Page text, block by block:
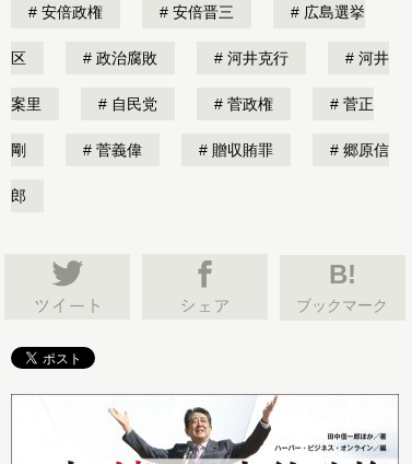
安倍政権 安倍晋三 広島選挙
区 政治腐敗 河井克行 河井
案里 自民党 菅政権 菅正
剛 菅義偉 贈収賄罪 郷原信
郎
B!
ブックマーク